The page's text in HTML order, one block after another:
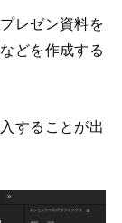
レゼン資料を
どを作成する
することが出